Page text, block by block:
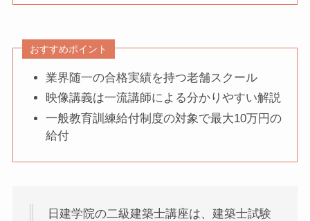
おすすめポイント
業界随一の合格実績を持つ老舗スクール
映像講義は一流講師による分かりやすい解説
一般教育訓練給付制度の対象で最大10万円の
給付
日建学院の二級建築士講座は、建築士試験